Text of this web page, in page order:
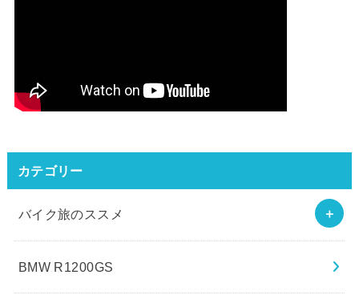
カテゴリー
バイク旅のススメ
BMW R1200GS